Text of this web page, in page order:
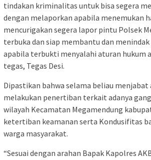
tindakan kriminalitas untuk bisa segera
dengan melaporkan apabila menemukan
mencurigakan segera lapor pintu Polsek
terbuka dan siap membantu dan menindak
apabila terbukti menyalahi aturan hukum
tegas, Tegas Desi.
Dipastikan bahwa selama beliau menjabat
melakukan penertiban terkait adanya
wilayah Kecamatan Megamendung
ketertiban keamanan serta Kondusifitas
warga masyarakat.
“Sesuai dengan arahan Bapak Kapolres